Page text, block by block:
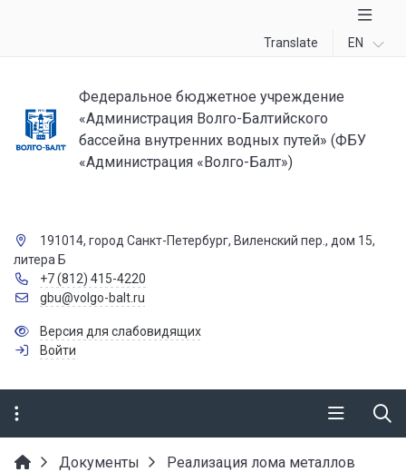
Translate EN
Федеральное бюджетное учреждение
«Администрация Волго-Балтийского
бассейна внутренних водных путей» (ФБУ
«Администрация «Волго-Балт»)
191014, город Санкт-Петербург, Виленский пер., дом 15,
литера Б
+7 (812) 415-4220
gbu@volgo-balt.ru
Версия для слабовидящих
Войти
Документы
Реализация лома металлов